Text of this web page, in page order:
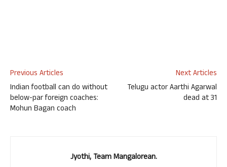
Previous Articles
Indian football can do without
below-par foreign coaches:
Mohun Bagan coach
Next Articles
Telugu actor Aarthi Agarwal
dead at 31
Jyothi, Team Mangalorean.